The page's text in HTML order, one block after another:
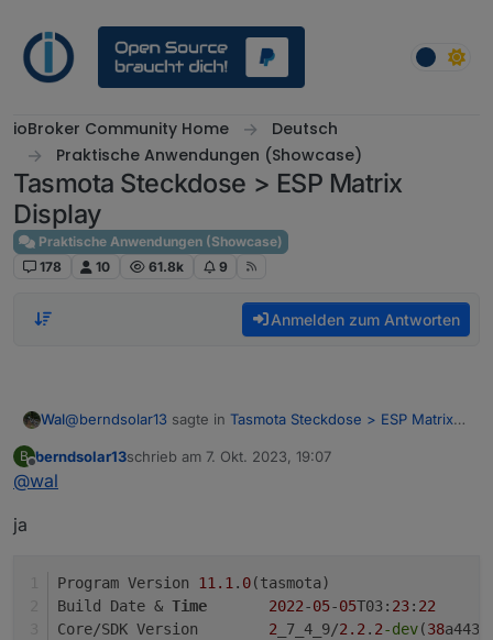
ioBroker Community Home
Deutsch
Praktische Anwendungen (Showcase)
Tasmota Steckdose > ESP Matrix
Display
Praktische Anwendungen (Showcase)
178
10 61.8k 9
Anmelden zum Antworten
Wal@berndsolar13 sagte in Tasmota Steckdose > ESP Matrix
B
Offline
berndsolar13schrieb am 7. Okt. 2023, 19:07
zuletzt editiert von
@wal
ja
11.1. 0(tasmota)
Build Date & Time 2022-05-05T03: 23: 22
2 _7_4_9/2.2. 2-dev(38